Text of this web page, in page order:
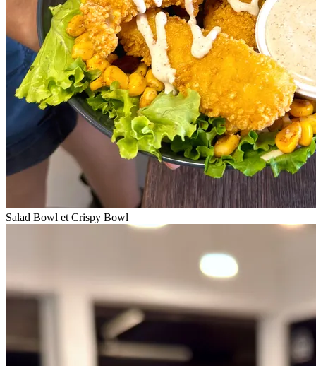
Salad Bowl et Crispy Bowl